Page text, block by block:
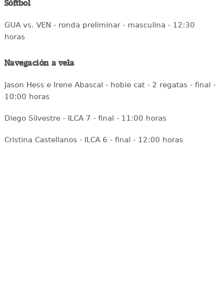
Sóftbol
GUA vs. VEN - ronda preliminar - masculina - 12:30
horas
Navegación a vela
Jason Hess e Irene Abascal - hobie cat - 2 regatas - final -
10:00 horas
Diego Silvestre - ILCA 7 - final - 11:00 horas
Cristina Castellanos - ILCA 6 - final - 12:00 horas